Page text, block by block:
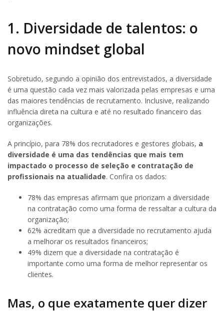
1. Diversidade de talentos: o
novo mindset global
Sobretudo, segundo a opinião dos entrevistados, a diversidade
é uma questão cada vez mais valorizada pelas empresas e uma
das maiores tendências de recrutamento. Inclusive, realizando
influência direta na cultura e até no resultado financeiro das
organizações.
A princípio, para 78% dos recrutadores e gestores globais, a
diversidade é uma das tendências que mais tem
impactado o processo de seleção e contratação de
profissionais na atualidade. Confira os dados:
78% das empresas afirmam que priorizam a diversidade
na contratação como uma forma de ressaltar a cultura da
organização;
62% acreditam que a diversidade no recrutamento ajuda
a melhorar os resultados financeiros;
49% dizem que a diversidade na contratação é
importante como uma forma de melhor representar os
clientes.
Mas, o que exatamente quer dizer